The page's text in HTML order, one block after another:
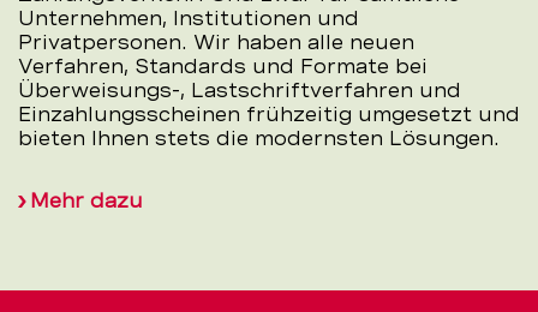
Unternehmen, Institutionen und
Privatpersonen. Wir haben alle neuen
Verfahren, Standards und Formate bei
Überweisungs-, Lastschriftverfahren und
Einzahlungsscheinen frühzeitig umgesetzt und
bieten Ihnen stets die modernsten Lösungen.
Mehr dazu